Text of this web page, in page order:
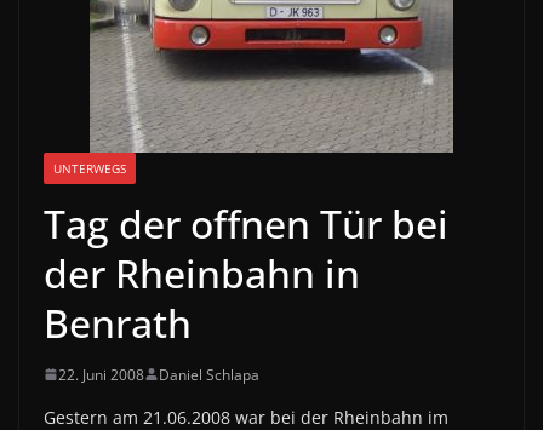
UNTERWEGS
Tag der offnen Tür bei
der Rheinbahn in
Benrath
22. Juni 2008 Daniel Schlapa
Gestern am 21.06.2008 war bei der Rheinbahn im